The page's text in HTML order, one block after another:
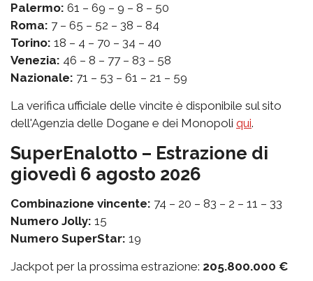
Palermo: 61 – 69 – 9 – 8 – 50
Roma: 7 – 65 – 52 – 38 – 84
Torino: 18 – 4 – 70 – 34 – 40
Venezia: 46 – 8 – 77 – 83 – 58
Nazionale: 71 – 53 – 61 – 21 – 59
La verifica ufficiale delle vincite è disponibile sul sito
dell'Agenzia delle Dogane e dei Monopoli qui.
SuperEnalotto – Estrazione di
giovedì 6 agosto 2026
Combinazione vincente: 74 – 20 – 83 – 2 – 11 – 33
Numero Jolly: 15
Numero SuperStar: 19
Jackpot per la prossima estrazione: 205.800.000 €